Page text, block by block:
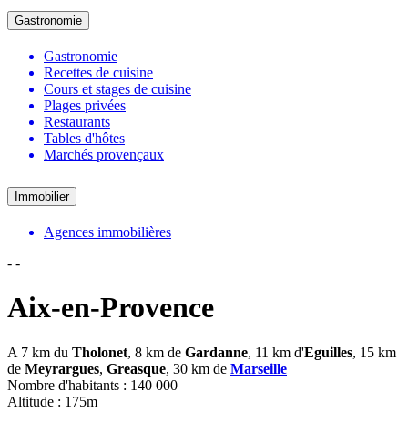
Gastronomie
Gastronomie
Recettes de cuisine
Cours et stages de cuisine
Plages privées
Restaurants
Tables d'hôtes
Marchés provençaux
Immobilier
Agences immobilières
- -
Aix-en-Provence
A 7 km du Tholonet, 8 km de Gardanne, 11 km d'Eguilles, 15 km
de Meyrargues, Greasque, 30 km de Marseille
Nombre d'habitants : 140 000
Altitude : 175m